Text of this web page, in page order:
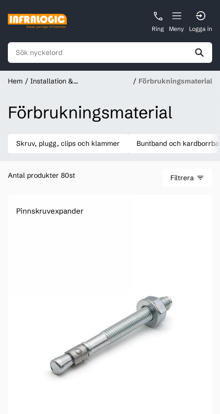
Ring Meny Logga in
Hem
Installation &
Förbrukningsmaterial
Förbrukningsmaterial
Skruv, plugg, clips och klammer Buntband och
Antal produkter 80st Filtrera
Pinnskruvexpander